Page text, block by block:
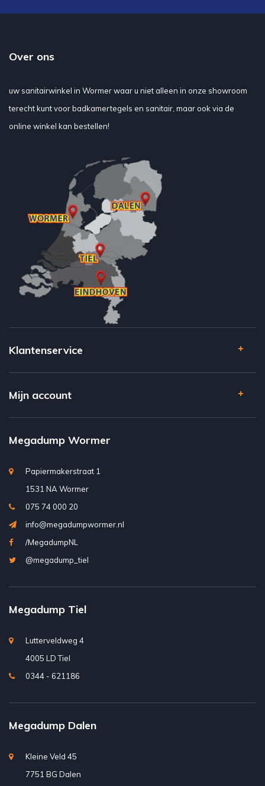
Over ons
uw sanitairwinkel in Wormer waar u niet alleen in onze showroom
terecht kunt voor badkamertegels en sanitair, maar ook via de
online winkel kan bestellen!
Klantenservice
Mijn account
Megadump Wormer
Papiermakerstraat 1
1531 NA Wormer
075 74 000 20
info@megadumpwormer.nl
/MegadumpNL
@megadump_tiel
Megadump Tiel
Lutterveldweg 4
4005 LD Tiel
0344 - 621186
Megadump Dalen
Kleine Veld 45
7751 BG Dalen